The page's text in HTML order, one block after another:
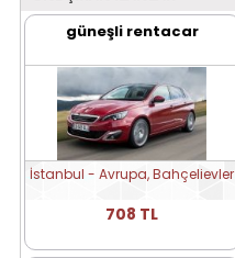
güneşli rentacar
İstanbul - Avrupa, Bahçelievler
708 TL